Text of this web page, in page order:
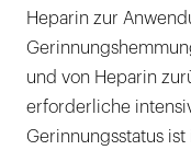
Heparin zur
und von Heparin
erforderliche
Gerinnungsstatus